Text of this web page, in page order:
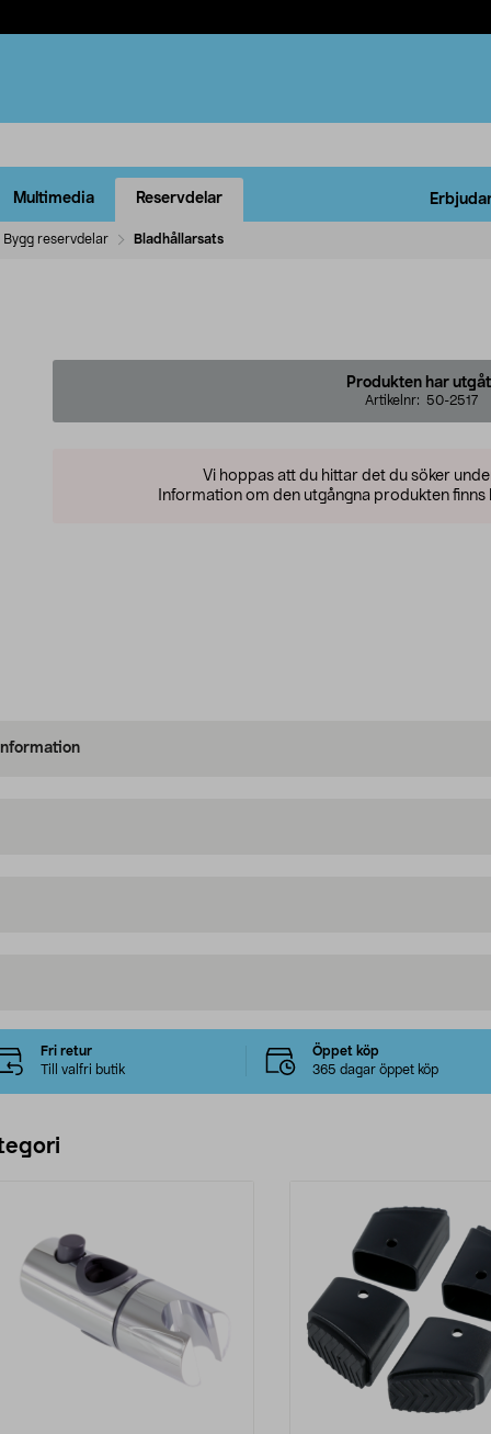
Multimedia Reservdelar
Bygg reservdelar Bladhållarsats
Produkten har
Artikelnr: 50-2517
Vi hoppas att du hittar det du söker
Information om den utgångna produkten finns
Fri retur
Till valfri butik
Öppet köp
365 dagar öppet köp